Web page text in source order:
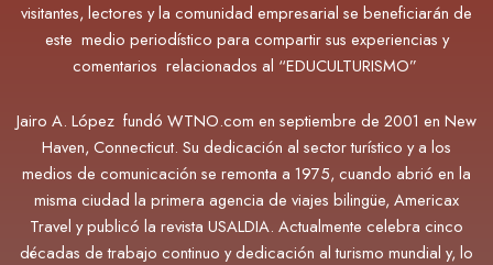
visitantes, lectores y la comunidad empresarial se beneficiarán de
este medio periodístico para compartir sus experiencias y
comentarios relacionados al “EDUCULTURISMO”
Jairo A. López fundó WTNO.com en septiembre de 2001 en New
Haven, Connecticut. Su dedicación al sector turístico y a los
medios de comunicación se remonta a 1975, cuando abrió en la
misma ciudad la primera agencia de viajes bilingüe, Americax
Travel y publicó la revista USALDIA. Actualmente celebra cinco
décadas de trabajo continuo y dedicación al turismo mundial y, lo